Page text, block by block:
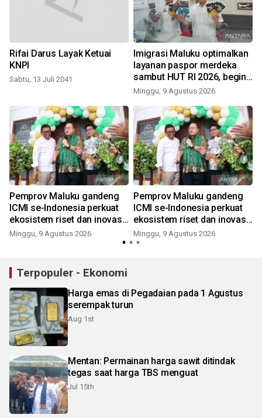
Rifai Darus Layak Ketuai
KNPI
Sabtu, 13 Juli 2041
Imigrasi Maluku optimalkan
layanan paspor merdeka
sambut HUT RI 2026, begini
kata Kakanwil
Minggu, 9 Agustus 2026
Pemprov Maluku gandeng
ICMI se-Indonesia perkuat
ekosistem riset dan inovasi
daerah
Minggu, 9 Agustus 2026
Pemprov Maluku gandeng
ICMI se-Indonesia perkuat
ekosistem riset dan inovasi
daerah
Minggu, 9 Agustus 2026
Terpopuler - Ekonomi
Harga emas di Pegadaian pada 1 Agustus
serempak turun
Aug 1st
Mentan: Permainan harga sawit ditindak
tegas saat harga TBS menguat
Jul 15th